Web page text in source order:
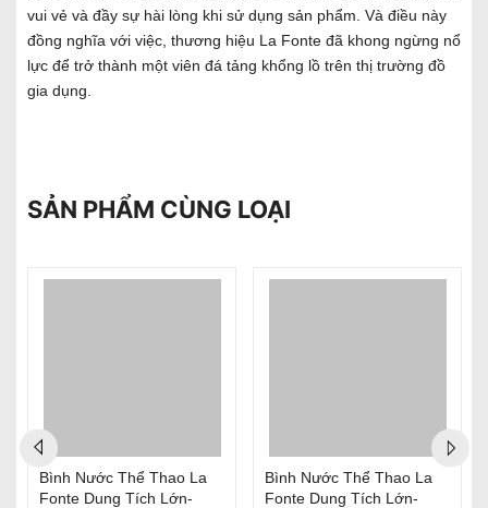
vui vẻ và đầy sự hài lòng khi sử dụng sản phẩm. Và điều này
đồng nghĩa với việc, thương hiệu La Fonte đã khong ngừng nổ
lực để trở thành một viên đá tảng khổng lồ trên thị trường đồ
gia dụng.
SẢN PHẨM CÙNG LOẠI
Bình Nước Thể Thao La
Fonte Dung Tích Lớn-
Bình Nước Thể Thao La
Fonte Dung Tích Lớn-